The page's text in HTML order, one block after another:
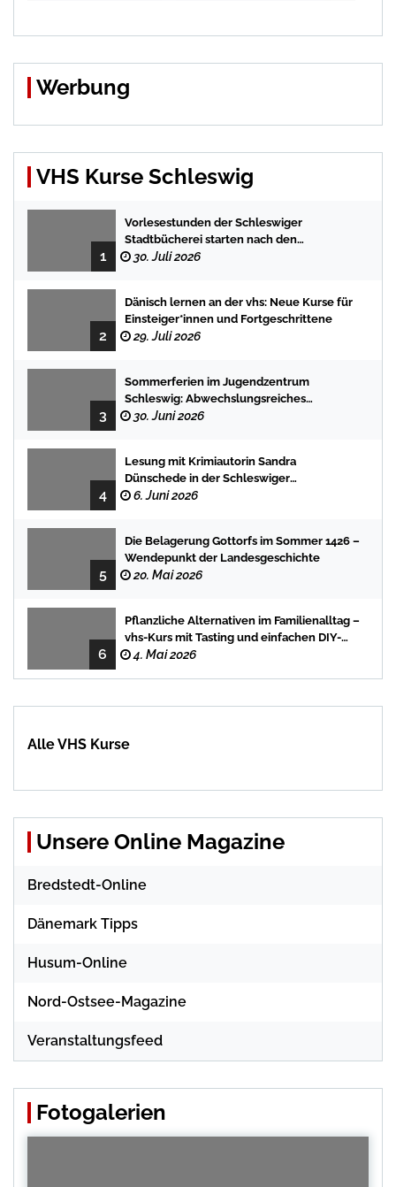
Werbung
VHS Kurse Schleswig
1
Vorlesestunden der Schleswiger
Stadtbücherei starten nach den
Sommerferien mit spannenden
30. Juli 2026
2
Dänisch lernen an der vhs: Neue Kurse für
Einsteiger*innen und Fortgeschrittene
29. Juli 2026
3
Sommerferien im Jugendzentrum
Schleswig: Abwechslungsreiches
Programm für Kinder und Jugendliche
30. Juni 2026
4
Lesung mit Krimiautorin Sandra
Dünschede in der Schleswiger
Stadtbücherei
6. Juni 2026
5
Die Belagerung Gottorfs im Sommer 1426 –
Wendepunkt der Landesgeschichte
20. Mai 2026
6
Pflanzliche Alternativen im Familienalltag –
vhs-Kurs mit Tasting und einfachen DIY-
Rezepten
4. Mai 2026
Alle VHS Kurse
Unsere Online Magazine
Bredstedt-Online
Dänemark Tipps
Husum-Online
Nord-Ostsee-Magazine
Veranstaltungsfeed
Fotogalerien